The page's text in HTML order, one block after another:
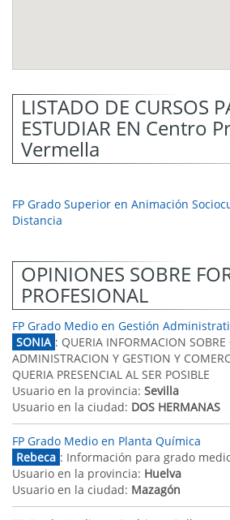
LISTADO DE CURSOS
ESTUDIAR EN Centro
Vermella
FP Grado Superior en Animación
Distancia
OPINIONES SOBRE
PROFESIONAL
FP Grado Medio en Gestión
SONIA : QUERIA INFORMACION
ADMINISTRACION Y GESTION Y
QUERIA PRESENCIAL AL SER POSIBLE
Usuario en la provincia: Sevilla
Usuario en la ciudad: DOS HERMANAS
FP Grado Medio en Planta Química
Rebeca : Información para grado
Usuario en la provincia: Huelva
Usuario en la ciudad: Mazagón